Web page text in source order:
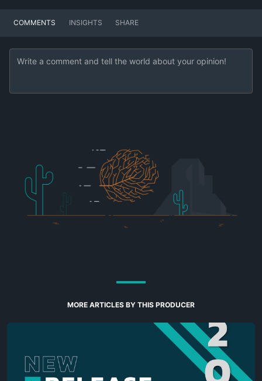
COMMENTS INSIGHTS SHARE
MORE ARTICLES BY THIS PRODUCER